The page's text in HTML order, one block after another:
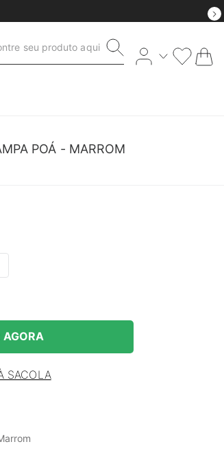
seu produto aqui
POÁ - MARROM
AGORA
SACOLA